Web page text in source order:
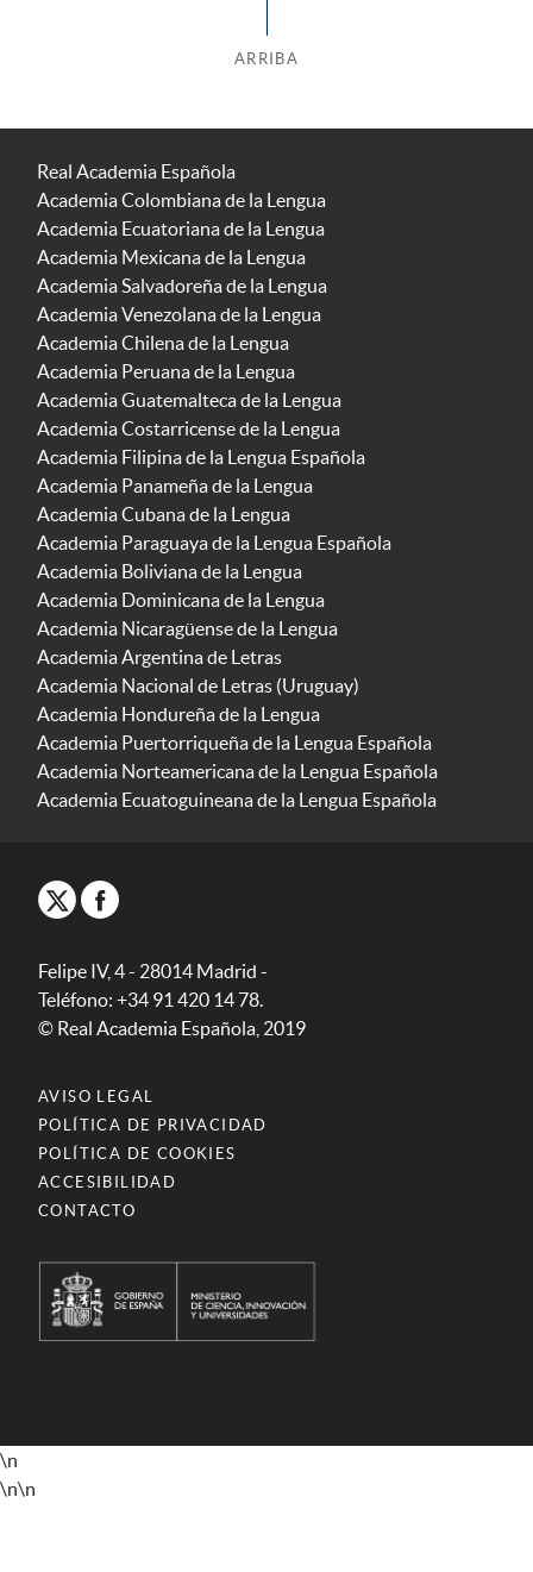
ARRIBA
Real Academia Española
Academia Colombiana de la Lengua
Academia Ecuatoriana de la Lengua
Academia Mexicana de la Lengua
Academia Salvadoreña de la Lengua
Academia Venezolana de la Lengua
Academia Chilena de la Lengua
Academia Peruana de la Lengua
Academia Guatemalteca de la Lengua
Academia Costarricense de la Lengua
Academia Filipina de la Lengua Española
Academia Panameña de la Lengua
Academia Cubana de la Lengua
Academia Paraguaya de la Lengua Española
Academia Boliviana de la Lengua
Academia Dominicana de la Lengua
Academia Nicaragüense de la Lengua
Academia Argentina de Letras
Academia Nacional de Letras (Uruguay)
Academia Hondureña de la Lengua
Academia Puertorriqueña de la Lengua Española
Academia Norteamericana de la Lengua Española
Academia Ecuatoguineana de la Lengua Española
Felipe IV, 4 - 28014 Madrid -
Teléfono: +34 91 420 14 78.
© Real Academia Española, 2019
AVISO LEGAL
POLÍTICA DE PRIVACIDAD
POLÍTICA DE COOKIES
ACCESIBILIDAD
CONTACTO
\n
\n\n